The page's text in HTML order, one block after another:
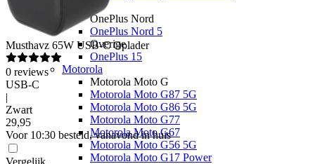
OnePlus Nord
OnePlus Nord 5
Overige
OnePlus 15
Motorola
Motorola Moto G
Motorola Moto G87 5G
Motorola Moto G86 5G
Motorola Moto G77
Motorola Moto G67
Motorola Moto G56 5G
Motorola Moto G17 Power
Musthavz 65W USB-C Oplader
0 reviews
USB-C
|
Zwart
29,95
Voor 10:30 besteld, vanavond in huis
Vergelijk